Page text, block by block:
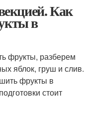
Как
в
фрукты, разберем
яблок, груш и слив.
фрукты в
стоит